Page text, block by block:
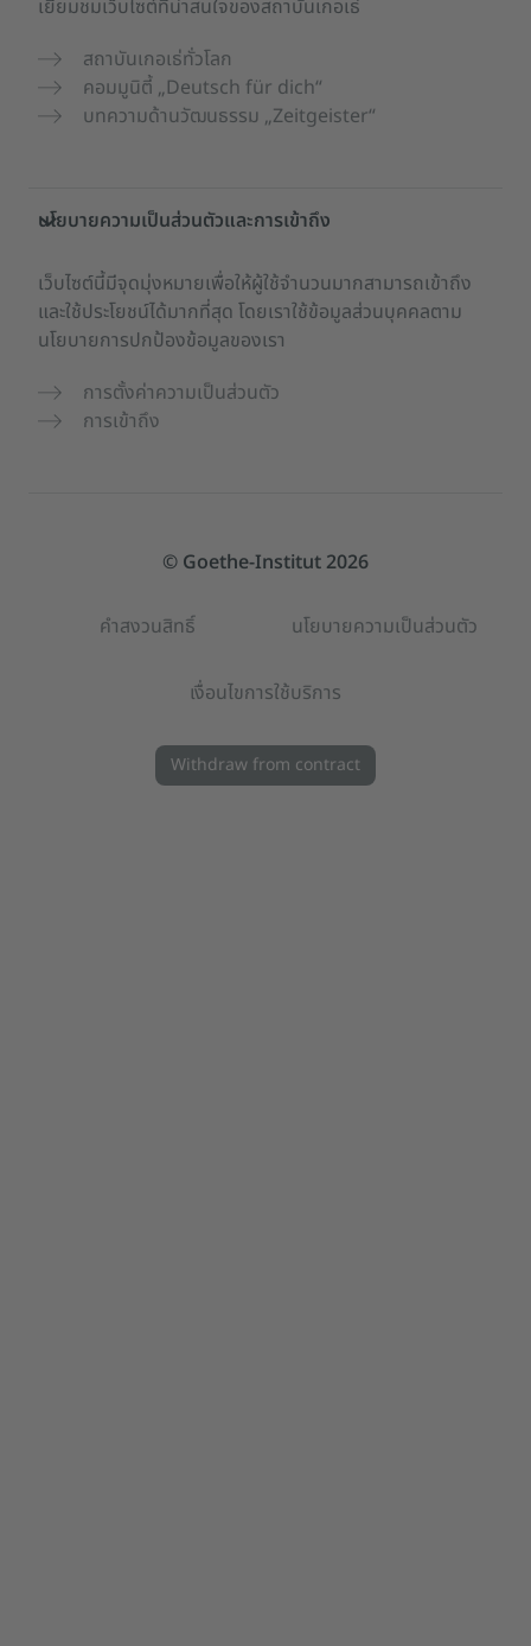
เยี่ยมชมเว็บไซต์ที่น่าสนใจของสถาบันเกอเธ่
สถาบันเกอเธ่ทั่วโลก
คอมมูนิตี้ „Deutsch für dich“
บทความด้านวัฒนธรรม „Zeitgeister“
นโยบายความเป็นส่วนตัวและการเข้าถึง
เว็บไซต์นี้มีจุดมุ่งหมายเพื่อให้ผู้ใช้จำนวนมากสามารถเข้าถึง
และใช้ประโยชน์ได้มากที่สุด โดยเราใช้ข้อมูลส่วนบุคคลตาม
นโยบายการปกป้องข้อมูลของเรา
การตั้งค่าความเป็นส่วนตัว
การเข้าถึง
© Goethe-Institut 2026
คำสงวนสิทธิ์ นโยบายความเป็นส่วนตัว
เงื่อนไขการใช้บริการ
Withdraw from contract